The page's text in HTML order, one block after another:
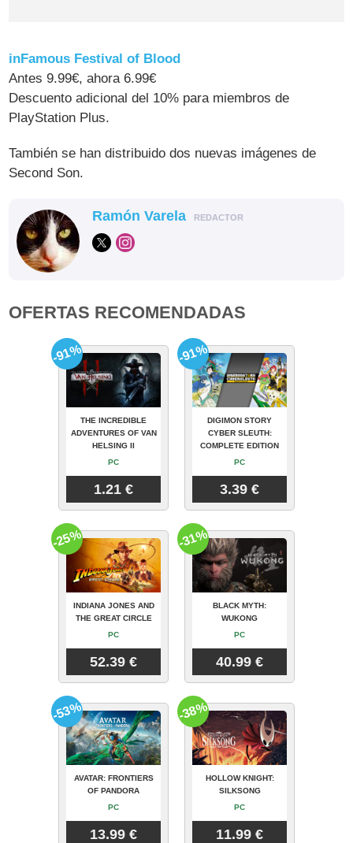
inFamous Festival of Blood
Antes 9.99€, ahora 6.99€
Descuento adicional del 10% para miembros de
PlayStation Plus.
También se han distribuido dos nuevas imágenes de
Second Son.
Ramón Varela REDACTOR
OFERTAS RECOMENDADAS
THE INCREDIBLE
ADVENTURES OF VAN
HELSING II
PC
1.21 €
-91%
DIGIMON STORY
CYBER SLEUTH:
COMPLETE EDITION
PC
3.39 €
-91%
INDIANA JONES AND
THE GREAT CIRCLE
PC
52.39 €
-25%
BLACK MYTH:
WUKONG
PC
40.99 €
-31%
AVATAR: FRONTIERS
OF PANDORA
PC
13.99 €
-53%
HOLLOW KNIGHT:
SILKSONG
PC
11.99 €
-38%